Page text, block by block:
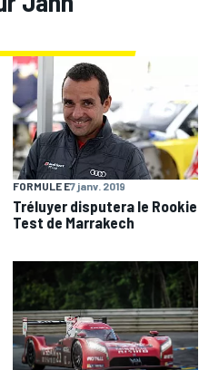
FORMULE E7 janv. 2019
Tréluyer disputera le Rookie
Test de Marrakech